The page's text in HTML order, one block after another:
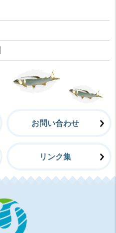
お問い合わせ
リンク集